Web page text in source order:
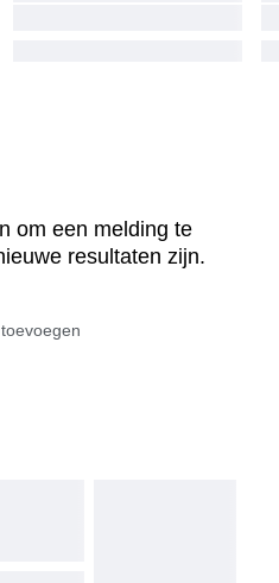
om een melding te
resultaten zijn.